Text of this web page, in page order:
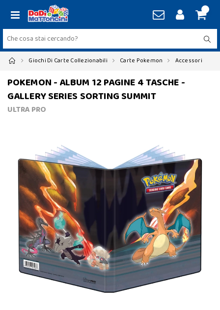
Giochi Di Carte Collezionabili Carte Pokemon Accessori
POKEMON - ALBUM 12 PAGINE 4 TASCHE -
GALLERY SERIES SORTING SUMMIT
ULTRA PRO